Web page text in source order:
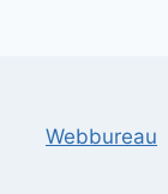
Webbureau